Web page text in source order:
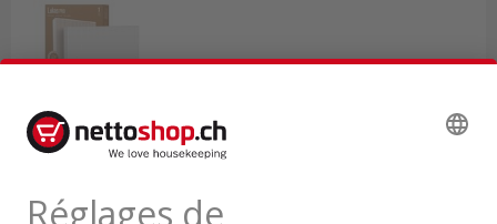
28.85
TVA & TAR comprise